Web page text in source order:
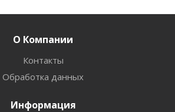
О Компании
Контакты
Обработка данных
Информация